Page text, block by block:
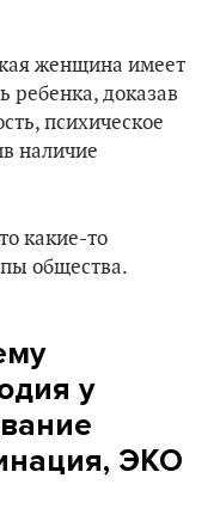
женщина имеет
ребенка, доказав
психическое
наличие
какие-то
общества.
у
ЭКО